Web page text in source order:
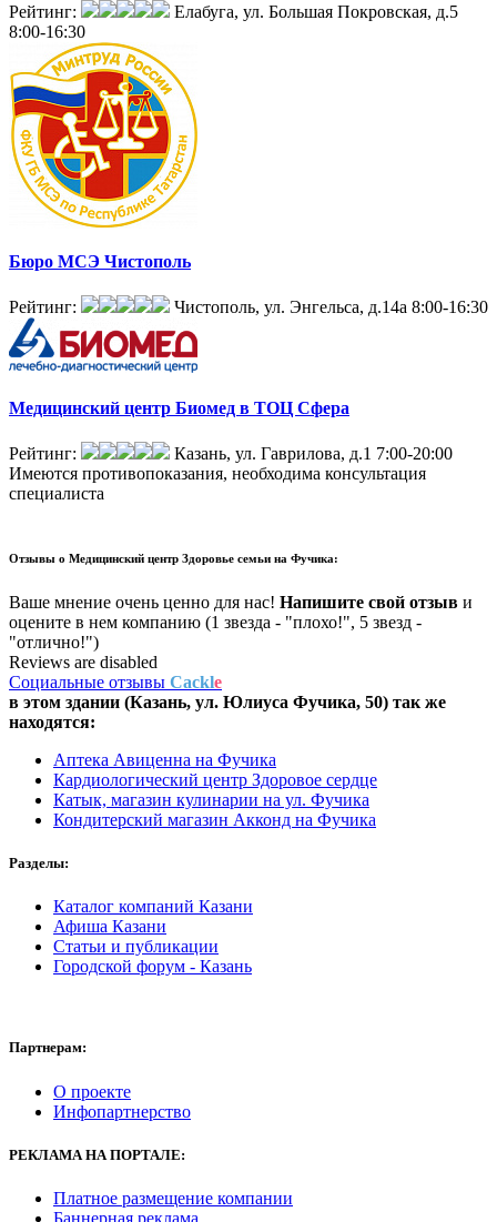
Рейтинг:
Елабуга, ул. Большая Покровская, д.5
8:00-16:30
Бюро МСЭ Чистополь
Рейтинг: Чистополь, ул. Энгельса, д.14а 8:00-16:30
Медицинский центр Биомед в ТОЦ Сфера
Рейтинг: Казань, ул. Гаврилова, д.1 7:00-20:00
Имеются противопоказания, необходима консультация
специалиста
Отзывы о Медицинский центр Здоровье семьи на Фучика:
Ваше мнение очень ценно для нас! Напишите свой отзыв и
оцените в нем компанию (1 звезда - "плохо!", 5 звезд -
"отлично!")
Reviews are disabled
Социальные отзывы Cackle
в этом здании (Казань, ул. Юлиуса Фучика, 50) так же
находятся:
Аптека Авиценна на Фучика
Кардиологический центр Здоровое сердце
Катык, магазин кулинарии на ул. Фучика
Кондитерский магазин Акконд на Фучика
Разделы:
Каталог компаний Казани
Афиша Казани
Статьи и публикации
Городской форум - Казань
Партнерам:
О проекте
Инфопартнерство
РЕКЛАМА НА ПОРТАЛЕ:
Платное размещение компании
Баннерная реклама